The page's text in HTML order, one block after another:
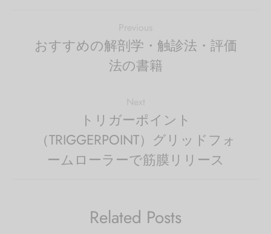
Previous
おすすめの解剖学・触診法・評価
法の書籍
Next
トリガーポイント
（TRIGGERPOINT）グリッドフォ
ームローラーで筋膜リリース
Related Posts